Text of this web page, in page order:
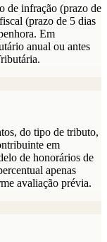
de infração (prazo de
(prazo de 5 dias
Em
anual ou antes
do tipo de tributo,
em
de honorários de
apenas
avaliação prévia.